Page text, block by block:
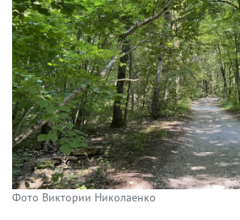
Фото Виктории Николаенко